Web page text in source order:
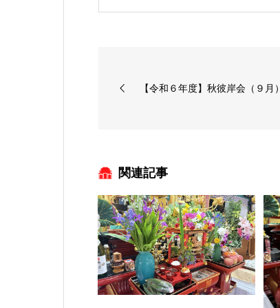
【令和６年度】秋彼岸会（９月）
関連記事